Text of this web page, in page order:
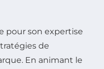
pour son expertise
de
En animant le